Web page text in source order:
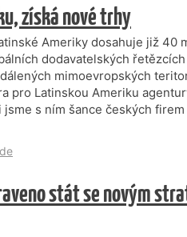
získá nové trhy
Ameriky dosahuje již 40
dodavatelských
mimoevropských
pro Latinskou Ameriku
s ním šance českých
stát se novým